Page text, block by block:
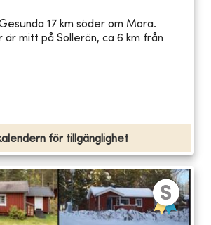
17 km söder om Mora.
mitt på Sollerön, ca 6 km från
för tillgänglighet